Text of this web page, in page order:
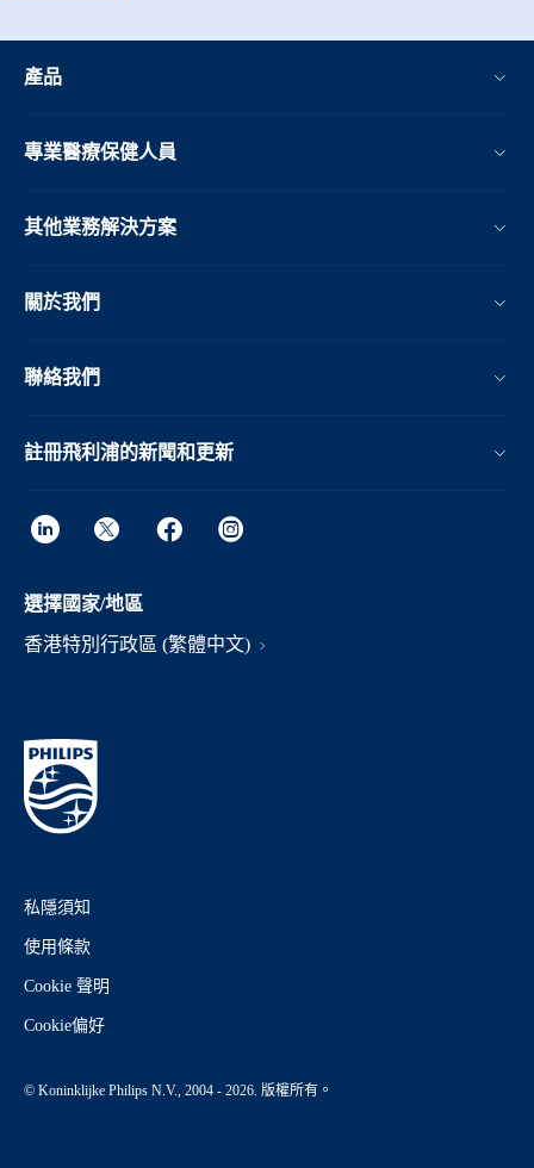
產品
專業醫療保健人員
其他業務解決方案​
關於我們
聯絡我們
註冊飛利浦的新聞和更新
選擇國家/地區
香港特別行政區 (繁體中文)
私隱須知
使用條款
Cookie 聲明
Cookie偏好
© Koninklijke Philips N.V., 2004 - 2026. 版權所有。